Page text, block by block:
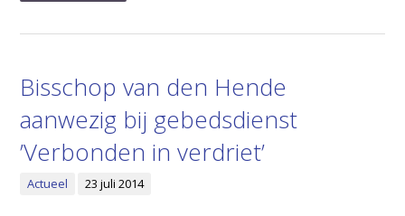
Bisschop van den Hende
aanwezig bij gebedsdienst
’Verbonden in verdriet’
Actueel 23 juli 2014